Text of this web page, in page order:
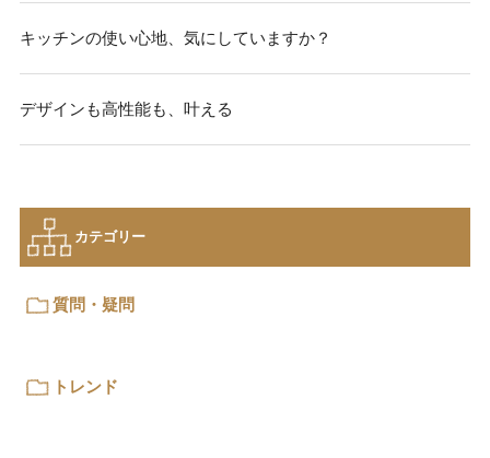
キッチンの使い心地、気にしていますか？
デザインも高性能も、叶える
カテゴリー
質問・疑問
トレンド